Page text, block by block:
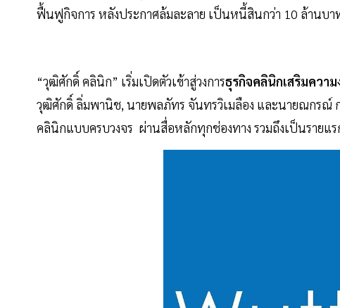
ฟื้นฟูกิจการ หลังประกาศล้มละลาย เป็นหนี้สินกว่า 10 ล้านบา
“วุฒิศักดิ์ คลินิก” เริ่มเปิดตัวเข้าสู่วงการธุรกิจคลินิกเสริมควา
วุฒิศักดิ์ ลิ่มพานิช, นายพลภัทร จันทรวิเมลือง และนายณกรณ์
คลินิกแบบครบวงจร ผ่านสื่อหลักทุกช่องทาง รวมถึงเป็นรายแ